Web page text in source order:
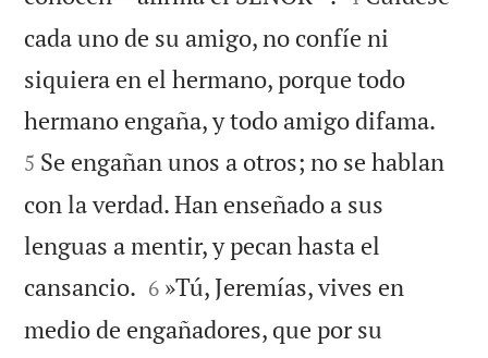
cada uno de su amigo, no confíe ni
siquiera en el hermano, porque todo
hermano engaña, y todo amigo difama.
5 Se engañan unos a otros; no se hablan
con la verdad. Han enseñado a sus
lenguas a mentir, y pecan hasta el
cansancio. 

6 »Tú, Jeremías, vives en
medio de engañadores, que por su